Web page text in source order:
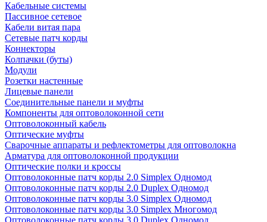
Кабельные системы
Пассивное сетевое
Кабели витая пара
Сетевые патч корды
Коннекторы
Колпачки (буты)
Модули
Розетки настенные
Лицевые панели
Соединительные панели и муфты
Компоненты для оптоволоконной сети
Оптоволоконный кабель
Оптические муфты
Сварочные аппараты и рефлектометры для оптоволокна
Арматура для оптоволоконной продукции
Оптические полки и кроссы
Оптоволоконные патч корды 2.0 Simplex Одномод
Оптоволоконные патч корды 2.0 Duplex Одномод
Оптоволоконные патч корды 3.0 Simplex Одномод
Оптоволоконные патч корды 3.0 Simplex Многомод